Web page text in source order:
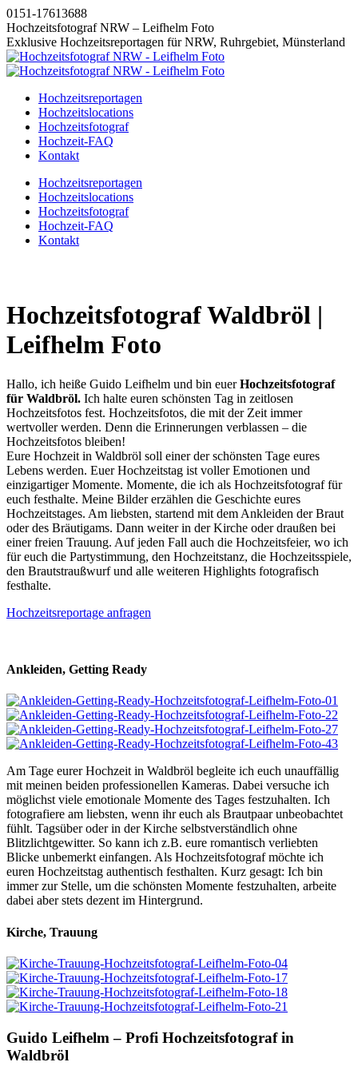
Zum
Inhalt
springen
0151-17613688
Hochzeitsfotograf NRW – Leifhelm Foto
Exklusive Hochzeitsreportagen für NRW, Ruhrgebiet, Münsterland
Hochzeitsreportagen
Hochzeitslocations
Hochzeitsfotograf
Hochzeit-FAQ
Kontakt
Instagram
page
opens
new
Facebook
page
opens
new
Pinterest
page
opens
new
page
opens
new
Hochzeitsreportagen
Hochzeitslocations
Hochzeitsfotograf
Hochzeit-FAQ
Kontakt
Hochzeitsfotograf Waldbröl |
Leifhelm Foto
Hallo, ich heiße Guido Leifhelm und bin euerHochzeitsfotograf
für Waldbröl. Ich halte euren schönsten Tag in zeitlosen
Hochzeitsfotos fest. Hochzeitsfotos, die mit der Zeit immer
wertvoller werden. Denn die Erinnerungen verblassen – die
Hochzeitsfotos bleiben!
Eure Hochzeit in Waldbröl soll einer der schönsten Tage eures
Lebens werden. Euer Hochzeitstag ist voller Emotionen und
einzigartiger Momente. Momente, die ich als Hochzeitsfotograf für
euch festhalte. Meine Bilder erzählen die Geschichte eures
Hochzeitstages. Am liebsten, startend mit dem Ankleiden der Braut
oder des Bräutigams. Dann weiter in der Kirche oder draußen bei
einer freien Trauung. Auf jeden Fall auch die Hochzeitsfeier, wo ich
für euch die Partystimmung, den Hochzeitstanz, die Hochzeitsspiele,
den Brautstraußwurf und alle weiteren Highlights fotografisch
festhalte.
Hochzeitsreportage anfragen
Ankleiden, Getting Ready
Am Tage eurer Hochzeit in Waldbröl begleite ich euch unauffällig
mit meinen beiden professionellen Kameras. Dabei versuche ich
möglichst viele emotionale Momente des Tages festzuhalten. Ich
fotografiere am liebsten, wenn ihr euch als Brautpaar unbeobachtet
fühlt. Tagsüber oder in der Kirche selbstverständlich ohne
Blitzlichtgewitter. So kann ich z.B. eure romantisch verliebten
Blicke unbemerkt einfangen. Als Hochzeitsfotograf möchte ich
euren Hochzeitstag authentisch festhalten. Kurz gesagt: Ich bin
immer zur Stelle, um die schönsten Momente festzuhalten, arbeite
dabei aber stets dezent im Hintergrund.
Kirche, Trauung
Guido Leifhelm – Profi Hochzeitsfotograf in
Waldbröl